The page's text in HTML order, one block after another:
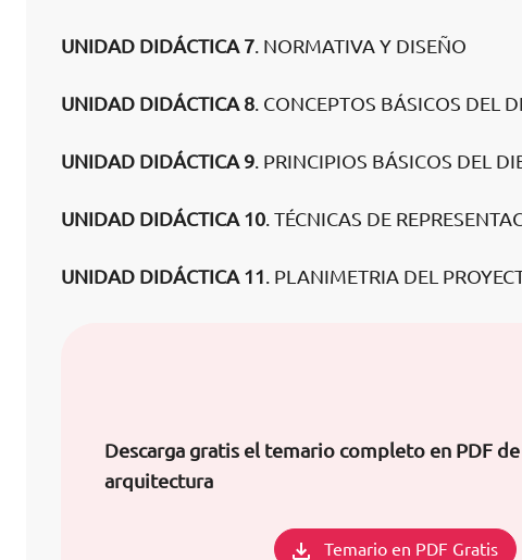
UNIDAD DIDÁCTICA 7. NORMATIVA Y DISEÑO
UNIDAD DIDÁCTICA 8. CONCEPTOS BÁSICOS DEL
UNIDAD DIDÁCTICA 9. PRINCIPIOS BÁSICOS DEL
UNIDAD DIDÁCTICA 10. TÉCNICAS DE
UNIDAD DIDÁCTICA 11. PLANIMETRIA DEL
Descarga gratis el temario completo en PDF
arquitectura
Temario en PDF Gratis